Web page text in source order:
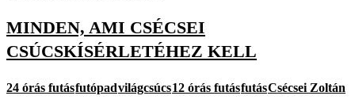
MINDEN, AMI CSÉCSEI
CSÚCSKÍSÉRLETÉHEZ KELL
24 órás futásfutópadvilágcsúcs12 órás futásfutásCsécsei Zoltán